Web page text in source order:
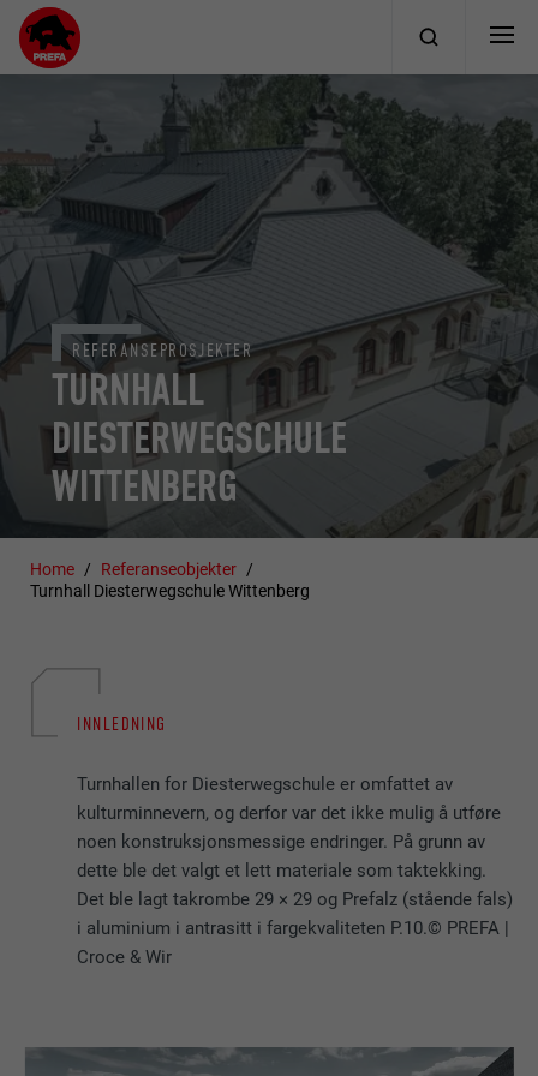
TURNHALL
DIESTERWEGSCHULE
WITTENBERG
REFERANSEPROSJEKTER
Home
Referanseobjekter
Turnhall Diesterwegschule Wittenberg
INNLEDNING
Turnhallen for Diesterwegschule er omfattet av
kulturminnevern, og derfor var det ikke mulig å utføre
noen konstruksjonsmessige endringer. På grunn av
dette ble det valgt et lett materiale som taktekking.
Det ble lagt takrombe 29 × 29 og Prefalz (stående fals)
i aluminium i antrasitt i fargekvaliteten P.10.© PREFA |
Croce & Wir